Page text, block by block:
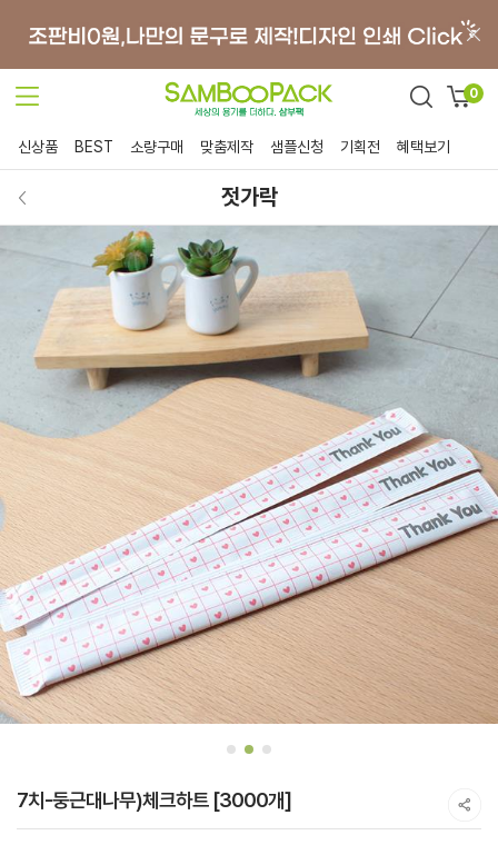
0
신상품 BEST 소량구매 맞춤제작 샘플신청 기획전 혜택보기
젓가락
7치-둥근대나무)체크하트 [3000개]